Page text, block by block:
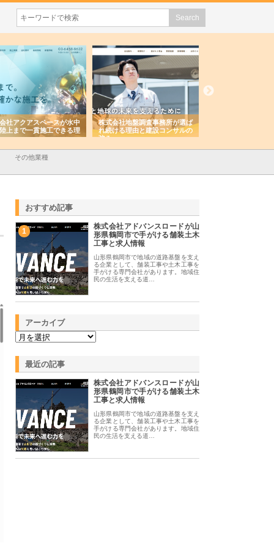
社アクアスペースが水中
上まで一貫施工できる理
株式会社地盤調査事務所が選ば
れ続ける理由と建設コンサルの
強み
その他業種
おすすめ記事
1
株式会社アドバンスロードが山
形県鶴岡市で手がける舗装土木
工事と求人情報
山形県鶴岡市で地域の道路基盤を支え
る企業として、舗装工事や土木工事を
手がける専門会社があります。地域住
民の生活を支える道…
アーカイブ
最近の記事
株式会社アドバンスロードが山
形県鶴岡市で手がける舗装土木
工事と求人情報
山形県鶴岡市で地域の道路基盤を支え
る企業として、舗装工事や土木工事を
手がける専門会社があります。地域住
民の生活を支える道…